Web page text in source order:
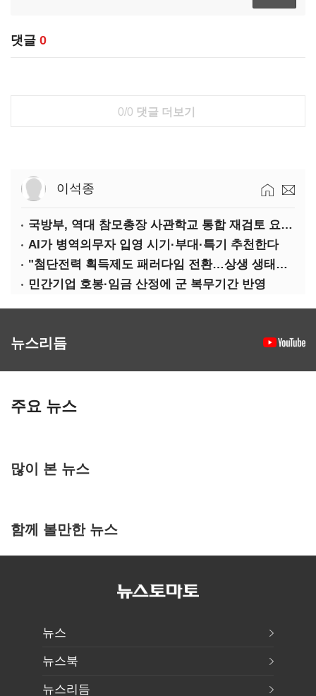
댓글 0
0/0 댓글 더보기
이석종
국방부, 역대 참모총장 사관학교 통합 재검토 요구에 "다양한 의견 수렴해 합리적 시스템 만들 것"
AI가 병역의무자 입영 시기·부대·특기 추천한다
"첨단전력 획득제도 패러다임 전환…상생 생태계 조성해 대체불가 K-방산 도약"
민간기업 호봉·임금 산정에 군 복무기간 반영
뉴스리듬
주요 뉴스
많이 본 뉴스
함께 볼만한 뉴스
뉴스
뉴스북
뉴스리듬